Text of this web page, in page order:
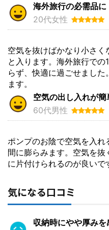
海外旅行の必需品に
20代女性
空気を抜けばかなり小さ
と入ります。海外旅行で
らず、快適に過ごせました
ます。
空気の出し入れが簡
60代男性
ポンプのお陰で空気を入れ
間に膨らみます。空気を
に片付けられるのが良いで
気になる口コミ
収納時にやや厚みを